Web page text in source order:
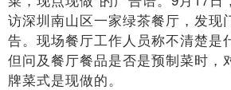
访深圳南山区一家绿茶餐厅，发现
告。现场餐厅工作人员称不清楚是
但问及餐厅餐品是否是预制菜时，
牌菜式是现做的。